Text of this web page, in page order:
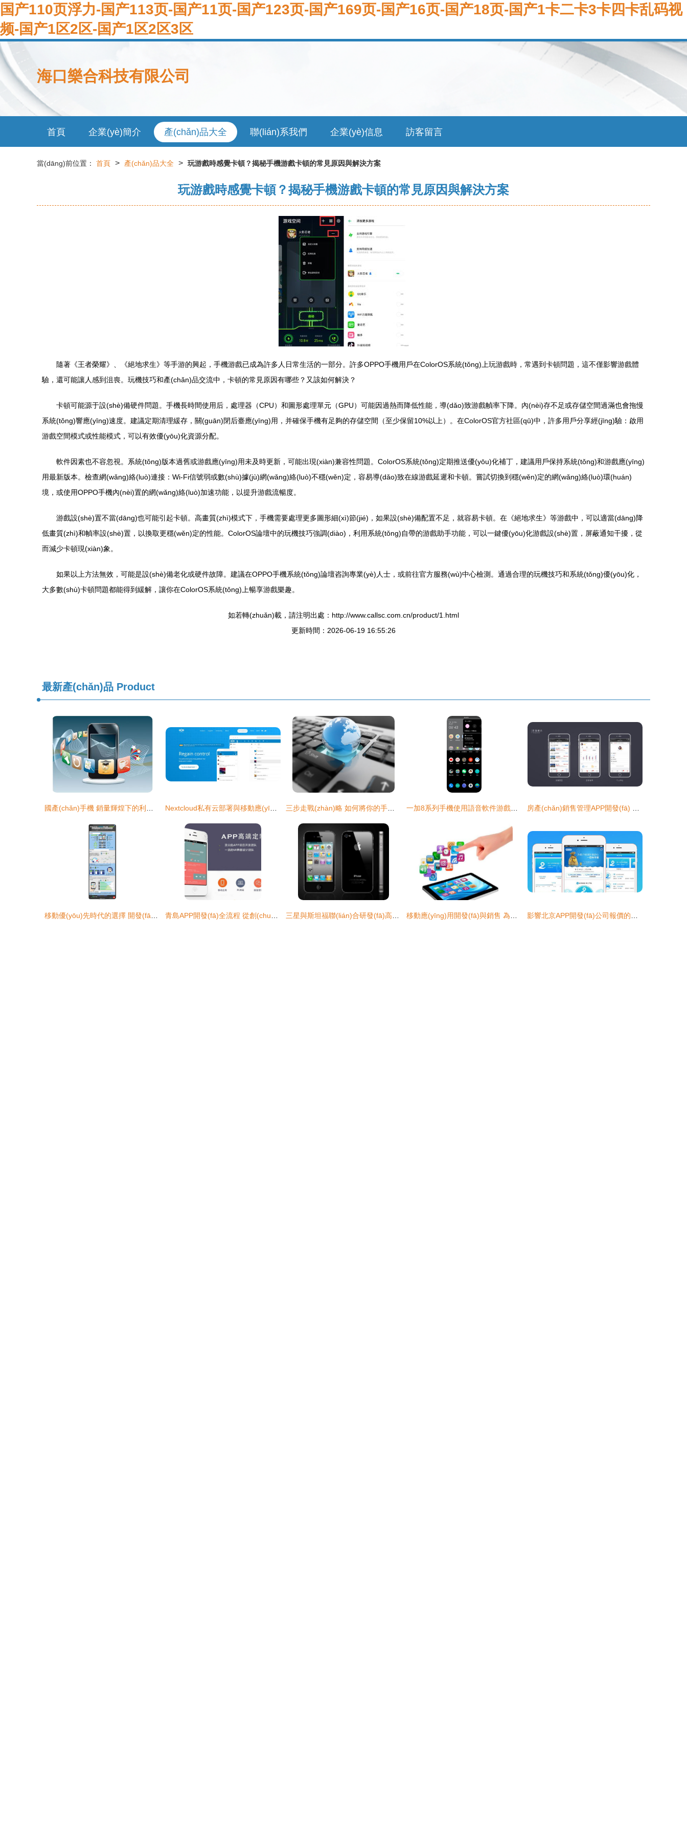
国产110页浮力-国产113页-国产11页-国产123页-国产169页-国产16页-国产18页-国产1卡二卡3卡四卡乱码视
频-国产1区2区-国产1区2区3区
海口樂合科技有限公司
首頁 企業(yè)簡介 產(chǎn)品大全 聯(lián)系我們 企業(yè)信息 訪客留言
當(dāng)前位置： 首頁 > 產(chǎn)品大全 > 玩游戲時感覺卡頓？揭秘手機游戲卡頓的常見原因與解決方案
玩游戲時感覺卡頓？揭秘手機游戲卡頓的常見原因與解決方案
隨著《王者榮耀》、《絕地求生》等手游的興起，手機游戲已成為許多人日常生活的一部分。許多OPPO手機用戶在ColorOS系統(tǒng)上玩游戲時，常遇到卡頓問題，這不僅影響游戲體
驗，還可能讓人感到沮喪。玩機技巧和產(chǎn)品交流中，卡頓的常見原因有哪些？又該如何解決？
卡頓可能源于設(shè)備硬件問題。手機長時間使用后，處理器（CPU）和圖形處理單元（GPU）可能因過熱而降低性能，導(dǎo)致游戲幀率下降。內(nèi)存不足或存儲空間過滿也會拖慢
系統(tǒng)響應(yīng)速度。建議定期清理緩存，關(guān)閉后臺應(yīng)用，并確保手機有足夠的存儲空間（至少保留10%以上）。在ColorOS官方社區(qū)中，許多用戶分享經(jīng)驗：啟用
游戲空間模式或性能模式，可以有效優(yōu)化資源分配。
軟件因素也不容忽視。系統(tǒng)版本過舊或游戲應(yīng)用未及時更新，可能出現(xiàn)兼容性問題。ColorOS系統(tǒng)定期推送優(yōu)化補丁，建議用戶保持系統(tǒng)和游戲應(yīng)
用最新版本。檢查網(wǎng)絡(luò)連接：Wi-Fi信號弱或數(shù)據(jù)網(wǎng)絡(luò)不穩(wěn)定，容易導(dǎo)致在線游戲延遲和卡頓。嘗試切換到穩(wěn)定的網(wǎng)絡(luò)環(huán)
境，或使用OPPO手機內(nèi)置的網(wǎng)絡(luò)加速功能，以提升游戲流暢度。
游戲設(shè)置不當(dāng)也可能引起卡頓。高畫質(zhì)模式下，手機需要處理更多圖形細(xì)節(jié)，如果設(shè)備配置不足，就容易卡頓。在《絕地求生》等游戲中，可以適當(dāng)降
低畫質(zhì)和幀率設(shè)置，以換取更穩(wěn)定的性能。ColorOS論壇中的玩機技巧強調(diào)，利用系統(tǒng)自帶的游戲助手功能，可以一鍵優(yōu)化游戲設(shè)置，屏蔽通知干擾，從
而減少卡頓現(xiàn)象。
如果以上方法無效，可能是設(shè)備老化或硬件故障。建議在OPPO手機系統(tǒng)論壇咨詢專業(yè)人士，或前往官方服務(wù)中心檢測。通過合理的玩機技巧和系統(tǒng)優(yōu)化，
大多數(shù)卡頓問題都能得到緩解，讓你在ColorOS系統(tǒng)上暢享游戲樂趣。
如若轉(zhuǎn)載，請注明出處：http://www.callsc.com.cn/product/1.html
更新時間：2026-06-19 16:55:26
最新產(chǎn)品 Product